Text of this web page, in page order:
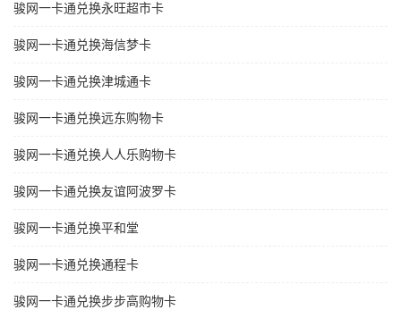
骏网一卡通兑换永旺超市卡
骏网一卡通兑换海信梦卡
骏网一卡通兑换津城通卡
骏网一卡通兑换远东购物卡
骏网一卡通兑换人人乐购物卡
骏网一卡通兑换友谊阿波罗卡
骏网一卡通兑换平和堂
骏网一卡通兑换通程卡
骏网一卡通兑换步步高购物卡